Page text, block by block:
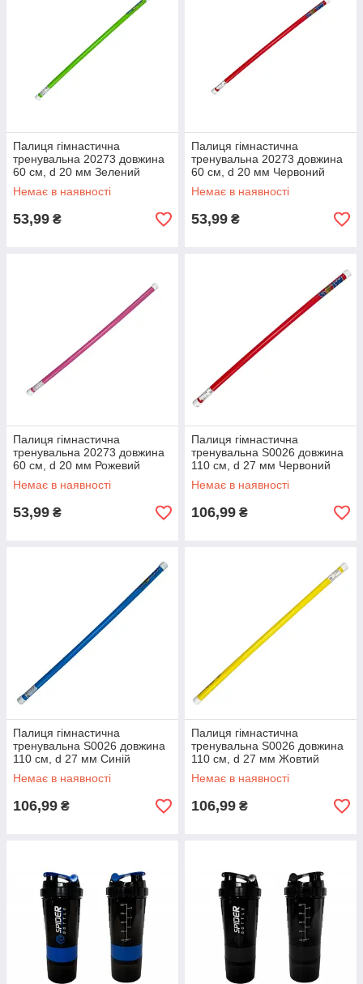
Палиця гімнастична
тренувальна 20273 довжина
60 см, d 20 мм Зелений
Немає в наявності
53,99 ₴
Палиця гімнастична
тренувальна 20273 довжина
60 см, d 20 мм Червоний
Немає в наявності
53,99 ₴
Палиця гімнастична
тренувальна 20273 довжина
60 см, d 20 мм Рожевий
Немає в наявності
53,99 ₴
Палиця гімнастична
тренувальна S0026 довжина
110 см, d 27 мм Червоний
Немає в наявності
106,99 ₴
Палиця гімнастична
тренувальна S0026 довжина
110 см, d 27 мм Синій
Немає в наявності
106,99 ₴
Палиця гімнастична
тренувальна S0026 довжина
110 см, d 27 мм Жовтий
Немає в наявності
106,99 ₴